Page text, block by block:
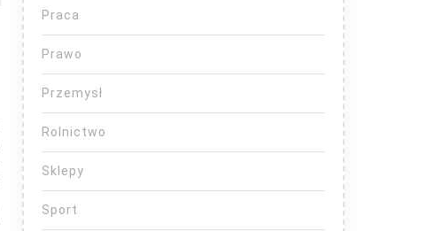
Praca
Prawo
Przemysł
Rolnictwo
Sklepy
Sport